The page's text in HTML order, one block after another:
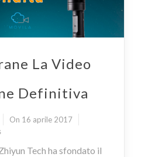
La Video
Definitiva
On 16 aprile 2017
Tech ha sfondato il